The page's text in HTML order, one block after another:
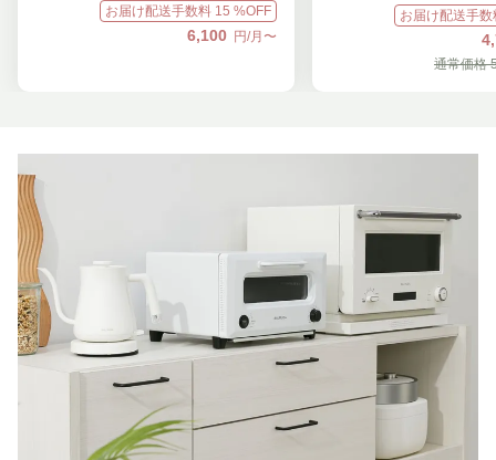
お届け配送手数料 15 %OFF
6,100 円/月〜
お届け配送手
通常価格